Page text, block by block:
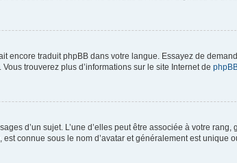
encore traduit phpBB dans votre langue. Essayez de
trouverez plus d’informations sur le site Internet de
d’un sujet. L’une d’elles peut être associée à votre
connue sous le nom d’avatar et généralement est unique